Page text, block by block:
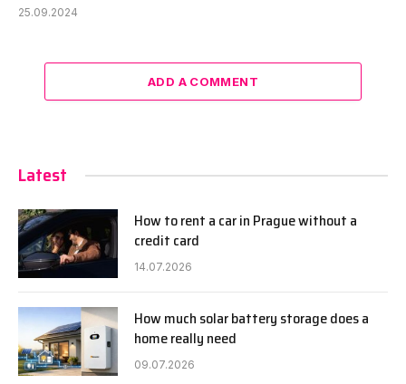
25.09.2024
ADD A COMMENT
Latest
How to rent a car in Prague without a
credit card
14.07.2026
How much solar battery storage does a
home really need
09.07.2026